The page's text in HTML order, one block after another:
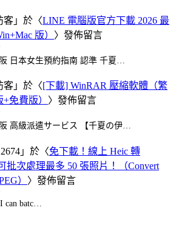
客 」於〈LINE 電腦版官方下載 2026 最
版） 〉發佈留言
日本女生預約指南 認準 千夏…
客 」於〈[下載] WinRAR 壓縮軟體（繁
免費版） 〉發佈留言
高級派遣サービス 【千夏の伊…
」於〈免下載！線上 Heic 轉
批次處理最多 50 張照片！（Convert
） 〉發佈留言
can batc…